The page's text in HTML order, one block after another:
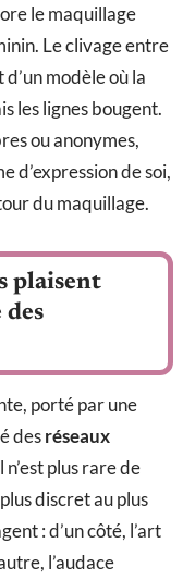
le maquillage
Le clivage entre
modèle où la
les lignes bougent.
ou anonymes,
d’expression de soi,
du maquillage.
plaisent
porté par une
desréseaux
plus rare de
discret au plus
: d’un côté, l’art
l’audace